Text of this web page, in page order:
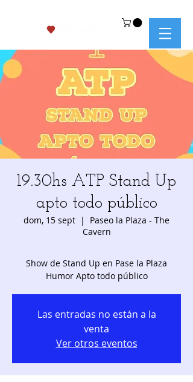
19.30hs ATP Stand Up
apto todo público
dom, 15 sept
  |
Paseo la Plaza - The
Cavern
Show de Stand Up en Pase la Plaza
Humor Apto todo público
Las entradas no están a la
venta
Ver otros eventos